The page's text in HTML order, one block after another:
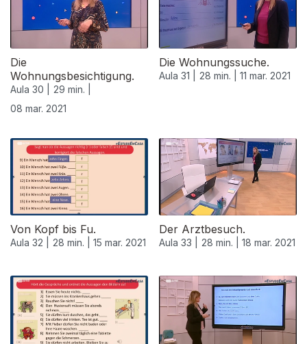
Die
Wohnungsbesichtigung.
Aula 30 |
29 min. |
08 mar. 2021
Die Wohnungssuche.
Aula 31 | 28 min. | 11 mar. 2021
Von Kopf bis Fu.
Aula 32 | 28 min. | 15 mar. 2021
Der Arztbesuch.
Aula 33 | 28 min. | 18 mar. 2021
532766